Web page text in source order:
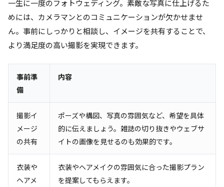
一生に一度のフォトウェディング。素敵な写真に仕上げるた
めには、カメラマンとのコミュニケーションが欠かせませ
ん。事前にしっかりと相談し、イメージを共有することで、
より満足度の高い撮影を実現できます。
事前準
備
内容
撮影イ
メージ
の共有
ポーズや構図、写真の雰囲気など、希望を具体
的に伝えましょう。雑誌の切り抜きやウェブサ
イトの画像を見せるのも効果的です。
衣装や
ヘアメ
衣装やヘアメイクの雰囲気に合った撮影プラン
を提案してもらえます。